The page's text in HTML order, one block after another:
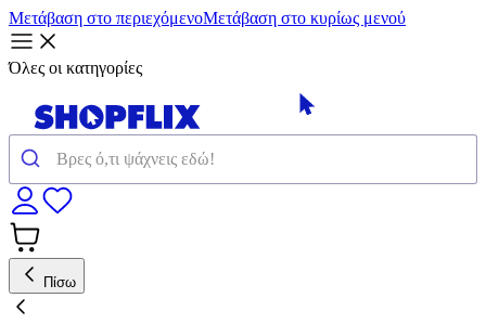
Μετάβαση στο περιεχόμενοΜετάβαση στο κυρίως μενού
Όλες οι κατηγορίες
Πίσω